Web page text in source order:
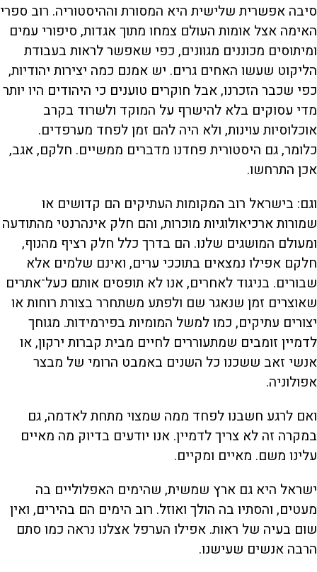
סיבה אפשרית שלישית היא המסורת וההיסטוריה. רוב ספרי
האימה אצל אומות העולם צמחו מתוך אגדות, סיפורי עמים
ומיתוסים מכוננים מגוונים, כפי שאפשר לראות בעבודת
הליקוט שעשו האחים גרים. יש אמנם כמה יצירות יהודיות,
כפי שכבר הזכרנו, אבל חוקרים טוענים כי היהודים היו יותר
מדי עסוקים בלא להישרף על המוקד ולשרוד בקרב
אוכלוסיות עוינות, ולא היה להם זמן לפחד מערפדים.
כלומר, גם היסטורית פחדנו מדברים ממשיים. חלקם, אגב,
אכן התרחשו.
וגם: בישראל רוב המקומות העתיקים הם קדושים או
שמורות ארכיאולוגיות מוכרות, והם חלק אינהרנטי מהתודעה
ומעולם המושגים שלנו. הם בדרך כלל חלק רציף מהנוף,
חלקם אפילו נמצאים בתוככי ערים, ואינם שלמים אלא
שבורים. בניגוד לאחרים, אנו לא תופסים אותם כעל־אתרים
שאוצרים זמן שנאגר שם ולפתע משתחרר בצורת רוחות או
יצורים עתיקים, כמו למשל המומיות בפירמידות. מגוחך
לדמיין זומבים שמתעוררים לחיים מבית קברות ירקון, או
אנשי זאב ששכנו כל השנים באמבט הרומי של מבצר
אפולוניה.
ואם לרגע חשבנו לפחד ממה שמצוי מתחת לאדמה, גם
במקרה זה לא צריך לדמיין. אנו יודעים בדיוק מה מאיים
עלינו משם. מאיים ומקיים.
ישראל היא גם ארץ שמשית, שהימים האפלוליים בה
מעטים, והסתיו בה הולך ואוזל. רוב הימים הם בהירים, ואין
שום בעיה של ראות. אפילו הערפל אצלנו נראה כמו סתם
הרבה אנשים שעישנו.